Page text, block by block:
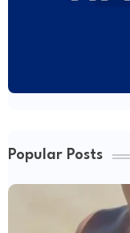
Popular Posts